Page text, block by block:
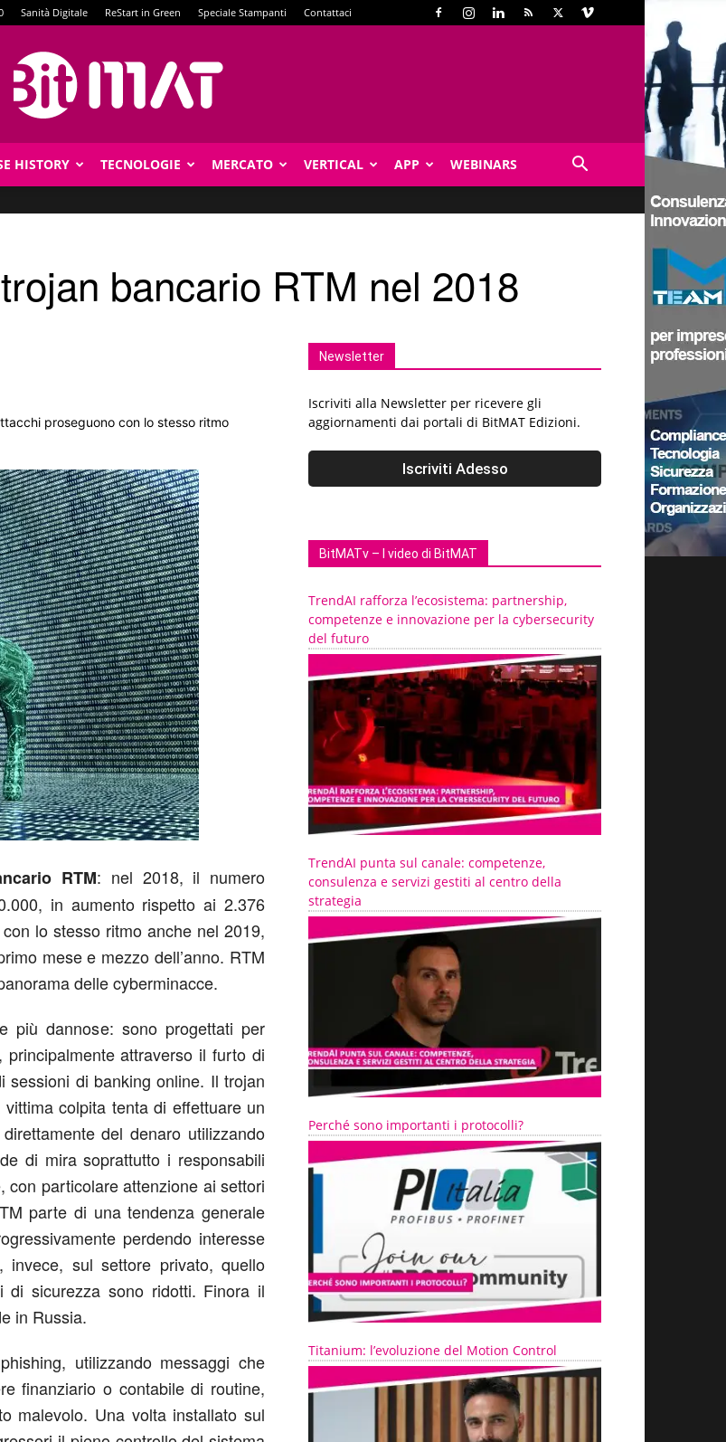
Sanità Digitale ReStart in Green Speciale Stampanti Contattaci
HISTORY TECNOLOGIE MERCATO VERTICAL APP WEBINARS
bancario RTM nel 2018
proseguono con lo stesso ritmo
RTM: nel 2018, il numero
in aumento rispetto ai 2.376
lo stesso ritmo anche nel 2019,
mese e mezzo dell’anno. RTM
delle cyberminacce.
più dannose: sono progettati per
attraverso il furto di
sessioni di banking online. Il trojan
colpita tenta di effettuare un
del denaro utilizzando
di mira soprattutto i responsabili
particolare attenzione ai settori
parte di una tendenza generale
perdendo interesse
invece, sul settore privato, quello
di sicurezza sono ridotti. Finora il
in Russia.
utilizzando messaggi che
finanziario o contabile di routine,
malevolo. Una volta installato sul
Newsletter
Iscriviti alla Newsletter per ricevere gli
aggiornamenti dai portali di BitMAT Edizioni.
BitMATv – I video di BitMAT
TrendAI rafforza l’ecosistema: partnership,
competenze e innovazione per la cybersecurity
del futuro
TrendAI punta sul canale: competenze,
consulenza e servizi gestiti al centro della
strategia
Perché sono importanti i protocolli?
Titanium: l’evoluzione del Motion Control